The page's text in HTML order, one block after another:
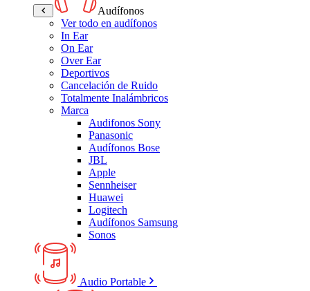
Audífonos
Ver todo en audífonos
In Ear
On Ear
Over Ear
Deportivos
Cancelación de Ruido
Totalmente Inalámbricos
Marca
Audifonos Sony
Panasonic
Audífonos Bose
JBL
Apple
Sennheiser
Huawei
Logitech
Audífonos Samsung
Sonos
Audio Portable